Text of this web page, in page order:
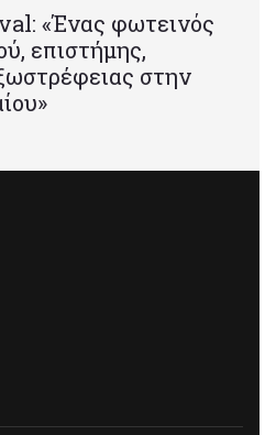
«Ένας φωτεινός
επιστήμης,
στην